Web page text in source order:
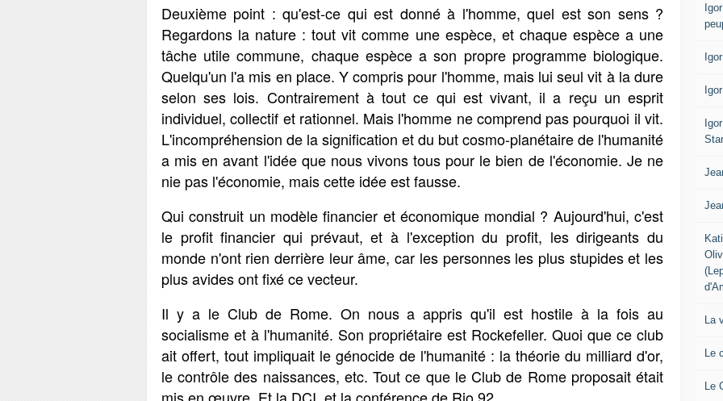
Deuxième point : qu'est-ce qui est donné à l'homme, quel est son sens ?
Regardons la nature : tout vit comme une espèce, et chaque espèce a une
tâche utile commune, chaque espèce a son propre programme biologique.
Quelqu'un l'a mis en place. Y compris pour l'homme, mais lui seul vit à la dure
selon ses lois. Contrairement à tout ce qui est vivant, il a reçu un esprit
individuel, collectif et rationnel. Mais l'homme ne comprend pas pourquoi il vit.
L'incompréhension de la signification et du but cosmo-planétaire de l'humanité
a mis en avant l'idée que nous vivons tous pour le bien de l'économie. Je ne
nie pas l'économie, mais cette idée est fausse.
Qui construit un modèle financier et économique mondial ? Aujourd'hui, c'est
le profit financier qui prévaut, et à l'exception du profit, les dirigeants du
monde n'ont rien derrière leur âme, car les personnes les plus stupides et les
plus avides ont fixé ce vecteur.
Il y a le Club de Rome. On nous a appris qu'il est hostile à la fois au
socialisme et à l'humanité. Son propriétaire est Rockefeller. Quoi que ce club
ait offert, tout impliquait le génocide de l'humanité : la théorie du milliard d'or,
le contrôle des naissances, etc. Tout ce que le Club de Rome proposait était
La
Le
Le